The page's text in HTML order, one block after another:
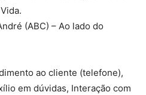
(ABC) – Ao lado do
ao cliente (telefone),
em dúvidas, Interação com